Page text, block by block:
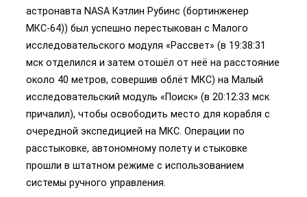
астронавта NASA Кэтлин Рубинс (бортинженер
МКС-64)) был успешно перестыкован с Малого
исследовательского модуля «Рассвет» (в 19:38:31
мск отделился и затем отошёл от неё на расстояние
около 40 метров, совершив облёт МКС) на Малый
исследовательский модуль «Поиск» (в 20:12:33 мск
причалил), чтобы освободить место для корабля с
очередной экспедицией на МКС. Операции по
расстыковке, автономному полету и стыковке
прошли в штатном режиме с использованием
системы ручного управления.